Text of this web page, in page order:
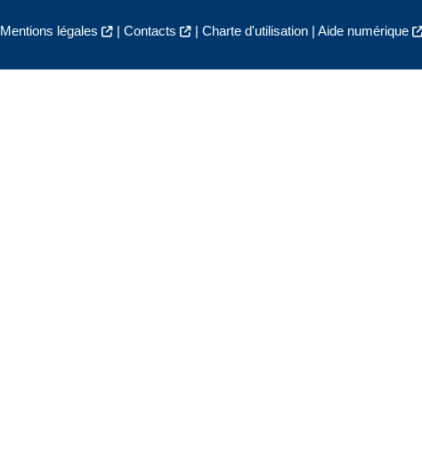
Mentions légales | Contacts | Charte d'utilisation| Aide numérique